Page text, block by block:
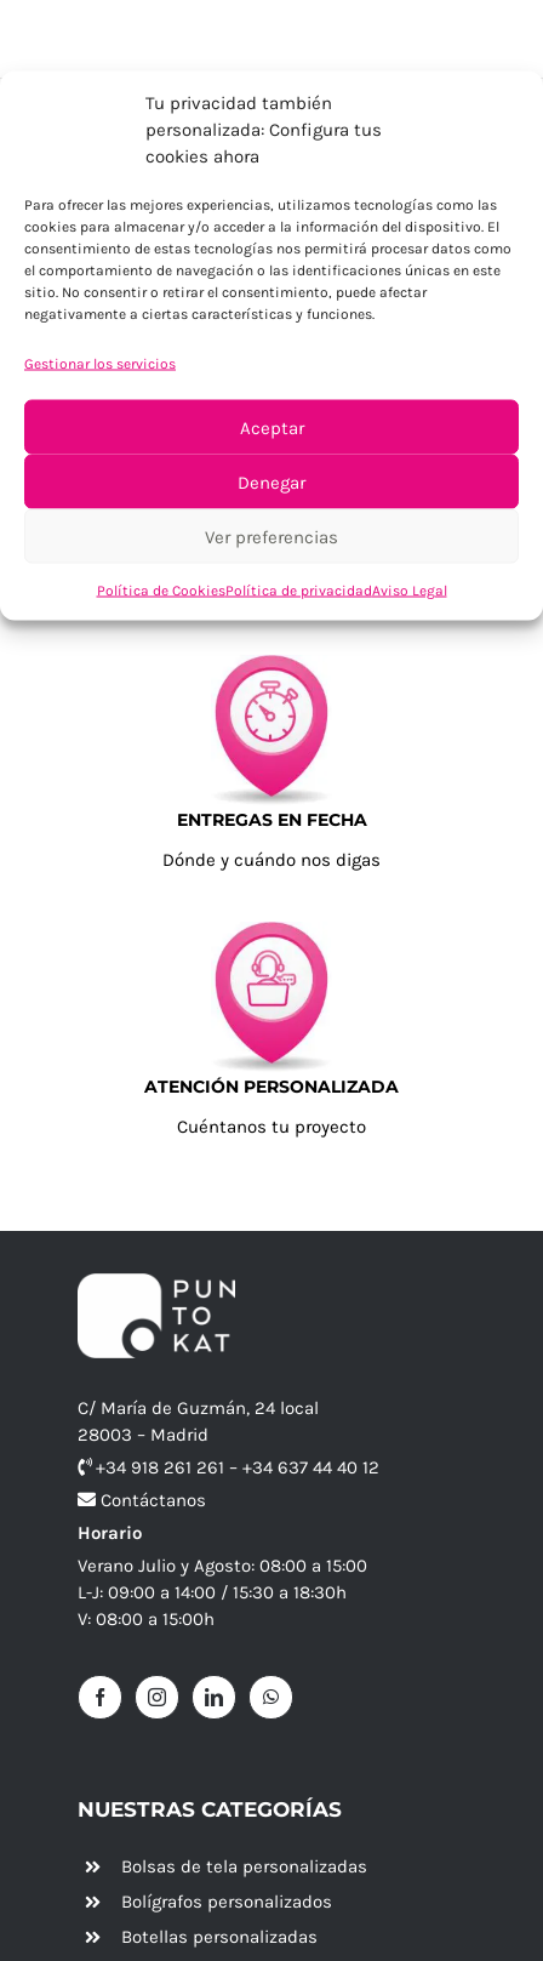
Tu privacidad también
personalizada: Configura tus
cookies ahora
Para ofrecer las mejores experiencias, utilizamos tecnologías como las
cookies para almacenar y/o acceder a la información del dispositivo. El
consentimiento de estas tecnologías nos permitirá procesar datos como
el comportamiento de navegación o las identificaciones únicas en este
sitio. No consentir o retirar el consentimiento, puede afectar
negativamente a ciertas características y funciones.
Gestionar los servicios
Aceptar
Denegar
Ver preferencias
Política de CookiesPolítica de privacidadAviso Legal
ENVÍOS ECONÓMICOS
Para Península, resto consultar
TU SATISFACCIÓN = LA NUESTRA
Tu confianza, nuestro objetivo
ENTREGAS EN FECHA
Dónde y cuándo nos digas
ATENCIÓN PERSONALIZADA
Cuéntanos tu proyecto
C/ María de Guzmán, 24 local
28003 – Madrid
+34 918 261 261 – +34 637 44 40 12
Contáctanos
Horario
Verano Julio y Agosto: 08:00 a 15:00
L-J: 09:00 a 14:00 / 15:30 a 18:30h
V: 08:00 a 15:00h
NUESTRAS CATEGORÍAS
Bolsas de tela personalizadas
Bolígrafos personalizados
Botellas personalizadas